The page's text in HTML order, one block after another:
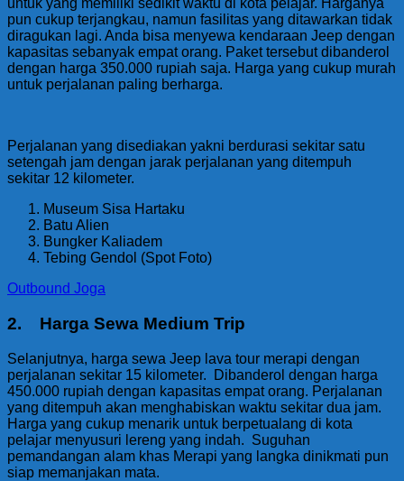
untuk yang memiliki sedikit waktu di kota pelajar. Harganya
pun cukup terjangkau, namun fasilitas yang ditawarkan tidak
diragukan lagi. Anda bisa menyewa kendaraan Jeep dengan
kapasitas sebanyak empat orang. Paket tersebut dibanderol
dengan harga 350.000 rupiah saja. Harga yang cukup murah
untuk perjalanan paling berharga.
Perjalanan yang disediakan yakni berdurasi sekitar satu
setengah jam dengan jarak perjalanan yang ditempuh
sekitar 12 kilometer.
Museum Sisa Hartaku
Batu Alien
Bungker Kaliadem
Tebing Gendol (Spot Foto)
Outbound Joga
2. Harga Sewa Medium Trip
Selanjutnya, harga sewa Jeep lava tour merapi dengan
perjalanan sekitar 15 kilometer. Dibanderol dengan harga
450.000 rupiah dengan kapasitas empat orang. Perjalanan
yang ditempuh akan menghabiskan waktu sekitar dua jam.
Harga yang cukup menarik untuk berpetualang di kota
pelajar menyusuri lereng yang indah. Suguhan
pemandangan alam khas Merapi yang langka dinikmati pun
siap memanjakan mata.